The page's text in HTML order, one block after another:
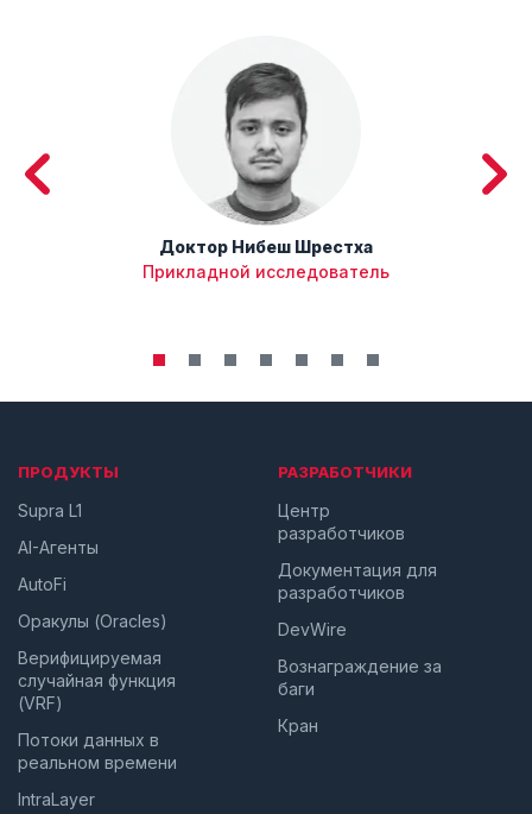
Доктор Нибеш Шрестха
Прикладной исследователь
ПРОДУКТЫ
Supra L1
AI-Агенты
AutoFi
Оракулы (Oracles)
Верифицируемая
случайная функция
(VRF)
Потоки данных в
реальном времени
IntraLayer
РАЗРАБОТЧИКИ
Центр
разработчиков
Документация для
разработчиков
DevWire
Вознаграждение за
баги
Кран